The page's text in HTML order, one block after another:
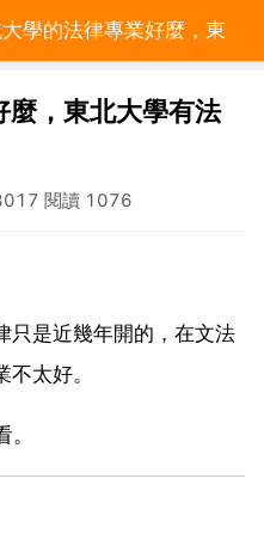
學的法律專業好麼，東
麼，東北大學有法
閱讀 1076
只是近幾年開的，在文法
太好。